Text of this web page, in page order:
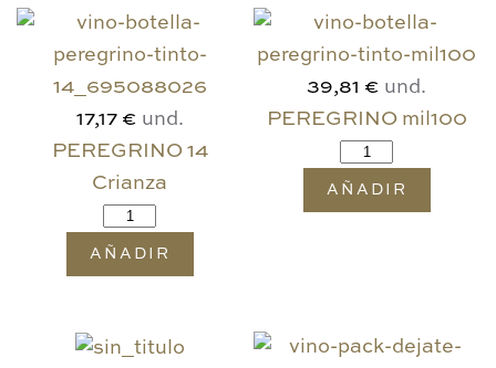
17,17 € und.
PEREGRINO 14
Crianza
AÑADIR
39,81 € und.
PEREGRINO mil100
AÑADIR